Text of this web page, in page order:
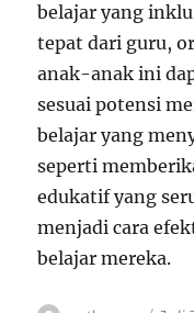
belajar yang
tepat dari guru,
anak-anak ini
sesuai potensi
belajar yang
seperti
edukatif yang
menjadi cara
belajar mereka.